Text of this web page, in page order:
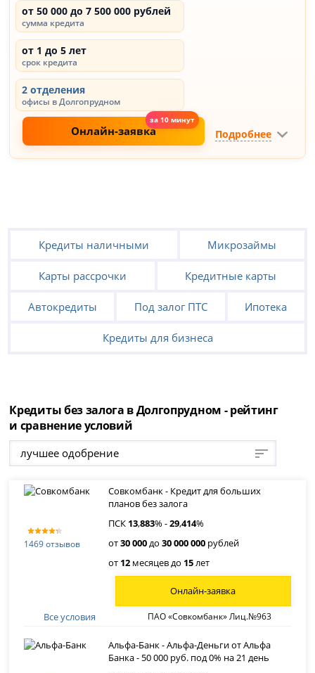
Кредиты наличными Микрозаймы
Карты рассрочки Кредитные карты
Автокредиты Под залог ПТС Ипотека
Кредиты для бизнеса
от 50 000 до 7 500 000 рублей
сумма кредита
от 1 до 5 лет
срок кредита
2 отделения
офисы в Долгопрудном
Онлайн-заявка Подробнее
Кредиты без залога в Долгопрудном - рейтинг
и сравнение условий
лучшее одобрение
1469 отзывов
Совкомбанк - Кредит для больших
планов без залога
ПСК 13,883% -29,414%
от30 000до30 000 000 рублей
от 12 месяцев до 15лет
Все условия ПАО «Совкомбанк» Лиц.№963
Онлайн-заявка
Альфа-Банк - Альфа-Деньги от Альфа
Банка - 50 000 руб. под 0% на 21 день